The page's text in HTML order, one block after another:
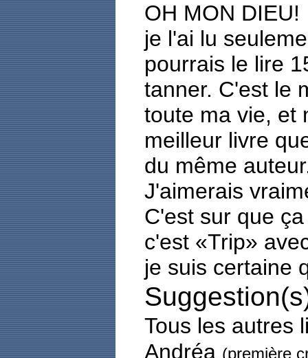
OH MON DIEU!
je l'ai lu
pourrais le lire
tanner. C'est le
toute ma vie, et
meilleur livre
du même
J'aimerais
C'est sur que
c'est «Trip»
je suis certaine
Tous les autres
Andréa (première